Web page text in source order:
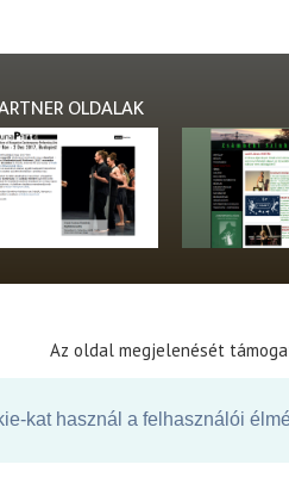
kat használ a felhasználói
OLDALAK
Az oldal megjelenését